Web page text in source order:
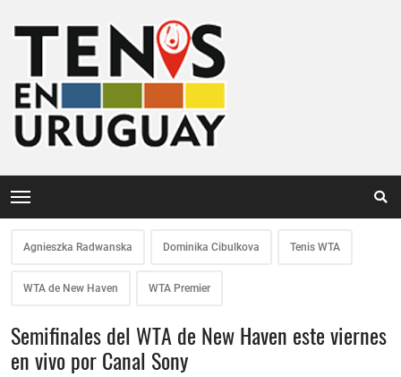
Agnieszka Radwanska Dominika Cibulkova Tenis WTA
WTA de New Haven WTA Premier
Semifinales del WTA de New Haven este viernes
en vivo por Canal Sony